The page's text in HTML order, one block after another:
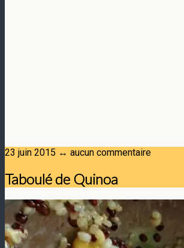
23 juin 2015 ↔ aucun commentaire
Taboulé de Quinoa